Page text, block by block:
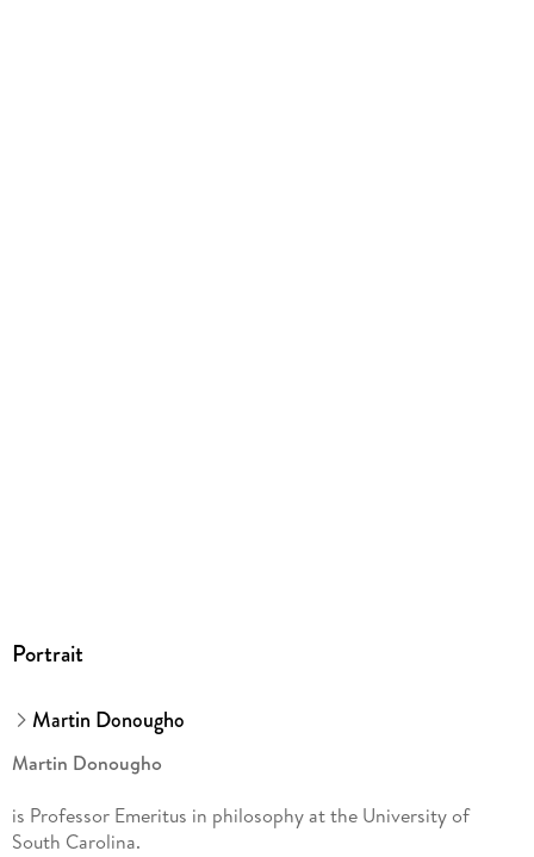
Portrait
Martin Donougho
Martin Donougho
is Professor Emeritus in philosophy at the University of
South Carolina.